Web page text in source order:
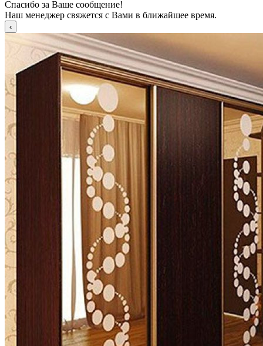
Спасибо за Ваше сообщение!
Наш менеджер свяжется с Вами в ближайшее время.